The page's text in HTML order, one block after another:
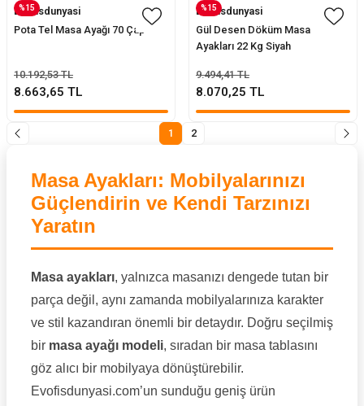
%15
Evofisdunyasi
Pota Tel Masa Ayağı 70 Çap
10.192,53 TL
8.663,65 TL
%15
Evofisdunyasi
Gül Desen Döküm Masa
Ayakları 22 Kg Siyah
9.494,41 TL
8.070,25 TL
1 2
Masa Ayakları: Mobilyalarınızı
Güçlendirin ve Kendi Tarzınızı
Yaratın
Masa ayakları, yalnızca masanızı dengede tutan bir
parça değil, aynı zamanda mobilyalarınıza karakter
ve stil kazandıran önemli bir detaydır. Doğru seçilmiş
bir masa ayağı modeli, sıradan bir masa tablasını
göz alıcı bir mobilyaya dönüştürebilir.
Evofisdunyasi.com’un sunduğu geniş ürün